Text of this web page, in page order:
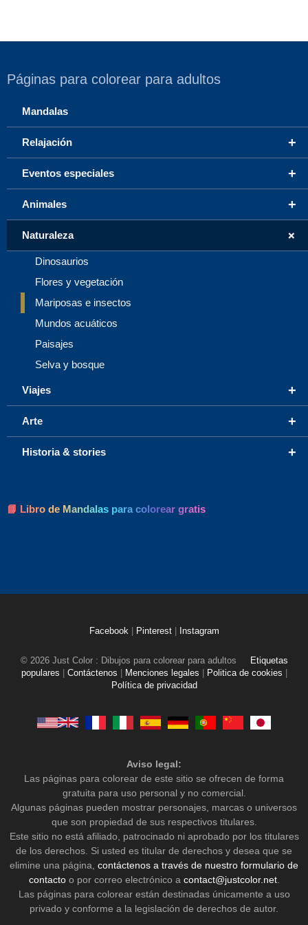
Páginas para colorear para adultos
Mandalas
+
Relajación
+
Eventos especiales
+
Animales
+
Naturaleza
Dinosaurios
Flores y vegetación
Mariposas e insectos
Mundos acuáticos
Paisajes
Selva y bosque
+
Viajes
+
Arte
+
Historia & stories
📘 Libro de Mandalas para colorear gratis
Facebook Pinterest Instagram
© 2026 Just Color : Dibujos para colorear para adultos
Etiquetas
populares
Contáctenos Menciones legales Politica de cookies
Política de privacidad
Aviso legal:
Las páginas para colorear de este sitio se ofrecen de forma
gratuita para uso personal y no comercial.
Algunas páginas pueden mostrar personajes, marcas o universos
que son propiedad de sus respectivos titulares.
Este sitio no está afiliado, patrocinado ni aprobado por los titulares
de los derechos. Si usted es titular de derechos y desea que se
elimine una página, contáctenos a través de nuestro formulario de
contactoo por correo electrónico a contact@justcolor.net.
Las páginas para colorear están destinadas únicamente a uso
privado y conforme a la legislación de derechos de autor.